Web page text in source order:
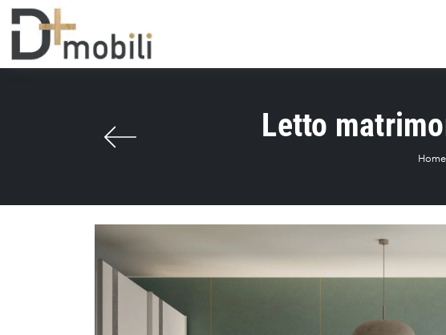
Letto
Home